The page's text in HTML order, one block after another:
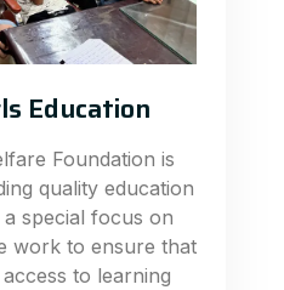
Education
Foundation is
quality education
special focus on
work to ensure that
to learning